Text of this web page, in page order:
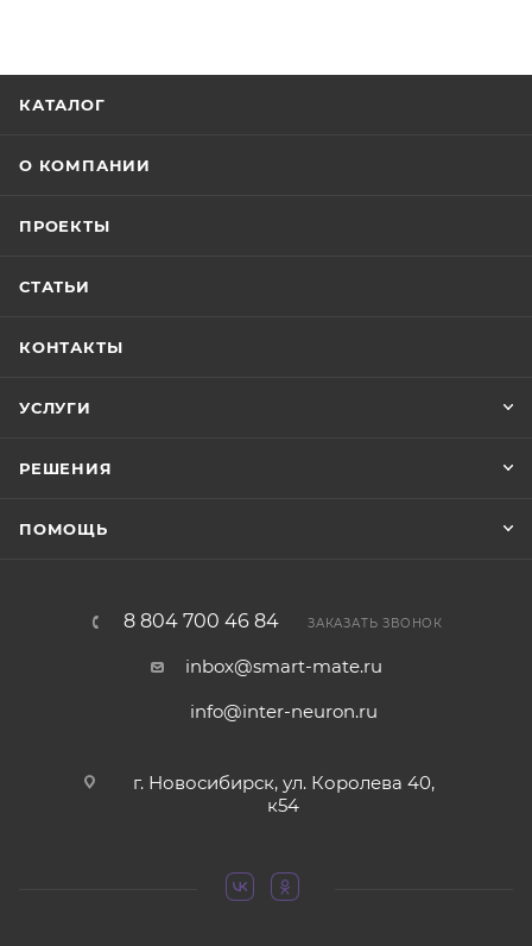
КАТАЛОГ
О КОМПАНИИ
ПРОЕКТЫ
СТАТЬИ
КОНТАКТЫ
УСЛУГИ
РЕШЕНИЯ
ПОМОЩЬ
8 804 700 46 84 ЗАКАЗАТЬ ЗВОНОК
inbox@smart-mate.ru
info@inter-neuron.ru
г. Новосибирск, ул. Королева 40,
к54